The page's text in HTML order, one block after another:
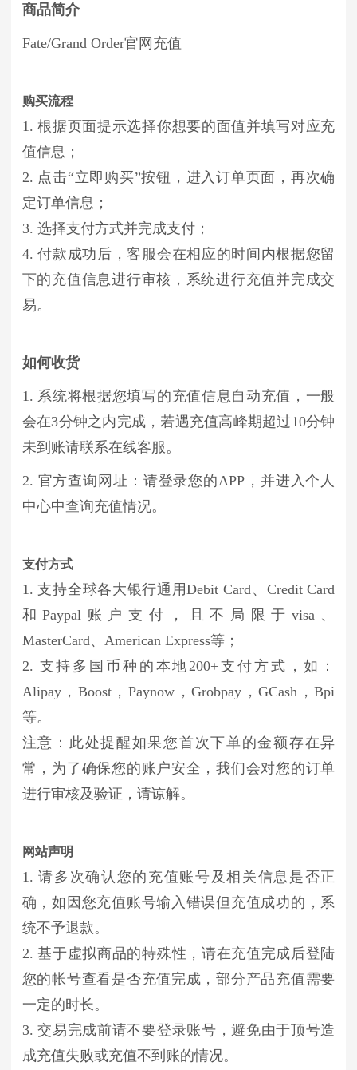
商品简介
Fate/Grand Order官网充值
购买流程
1. 根据页面提示选择你想要的面值并填写对应充
值信息；
2. 点击“立即购买”按钮，进入订单页面，再次确
定订单信息；
3. 选择支付方式并完成支付；
4. 付款成功后，客服会在相应的时间内根据您留
下的充值信息进行审核，系统进行充值并完成交
易。
如何收货
1. 系统将根据您填写的充值信息自动充值，一般
会在3分钟之内完成，若遇充值高峰期超过10分钟
未到账请联系在线客服。
2. 官方查询网址：请登录您的APP，并进入个人
中心中查询充值情况。
支付方式
1. 支持全球各大银行通用Debit Card、Credit Card
和Paypal账户支付，且不局限于visa、
MasterCard、American Express等；
2. 支持多国币种的本地200+支付方式，如：
Alipay，Boost，Paynow，Grobpay，GCash，Bpi
等。
注意：此处提醒如果您首次下单的金额存在异
常，为了确保您的账户安全，我们会对您的订单
进行审核及验证，请谅解。
网站声明
1. 请多次确认您的充值账号及相关信息是否正
确，如因您充值账号输入错误但充值成功的，系
统不予退款。
2. 基于虚拟商品的特殊性，请在充值完成后登陆
您的帐号查看是否充值完成，部分产品充值需要
一定的时长。
3. 交易完成前请不要登录账号，避免由于顶号造
成充值失败或充值不到账的情况。